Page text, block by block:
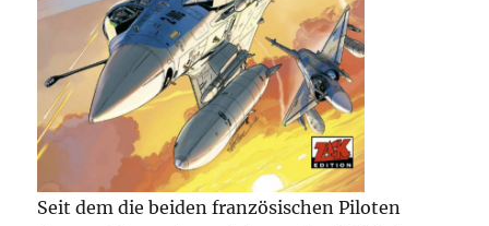
Seit dem die beiden französischen Piloten